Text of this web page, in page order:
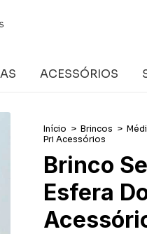
ACESSÓRIOS
Início > Brincos >
Pri Acessórios
Brinco
Esfera